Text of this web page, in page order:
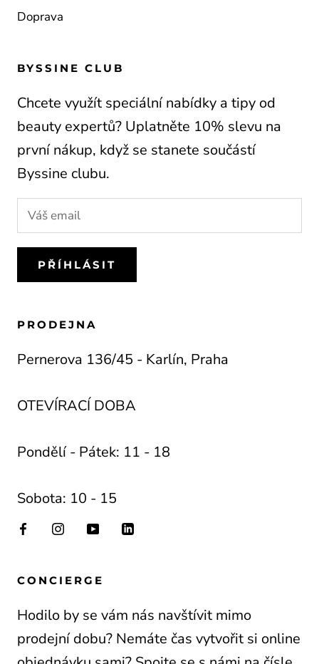
Doprava
BYSSINE CLUB
Chcete využít speciální nabídky a tipy od
beauty expertů? Uplatněte 10% slevu na
první nákup, když se stanete součástí
Byssine clubu.
PŘÍHLÁSIT
PRODEJNA
Pernerova 136/45 - Karlín, Praha
OTEVÍRACÍ DOBA
Pondělí - Pátek: 11 - 18
Sobota: 10 - 15
CONCIERGE
Hodilo by se vám nás navštívit mimo
prodejní dobu? Nemáte čas vytvořit si online